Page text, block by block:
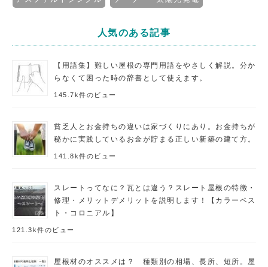
人気のある記事
【用語集】難しい屋根の専門用語をやさしく解説。分か
らなくて困った時の辞書として使えます。
145.7k件のビュー
貧乏人とお金持ちの違いは家づくりにあり。お金持ちが
秘かに実践しているお金が貯まる正しい新築の建て方。
141.8k件のビュー
スレートってなに？瓦とは違う？スレート屋根の特徴・
修理・メリットデメリットを説明します！【カラーベス
ト・コロニアル】
121.3k件のビュー
屋根材のオススメは？ 種類別の相場、長所、短所。屋